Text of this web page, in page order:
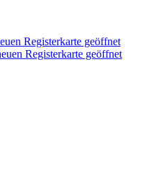
Registerkarte geöffnet
Registerkarte geöffnet